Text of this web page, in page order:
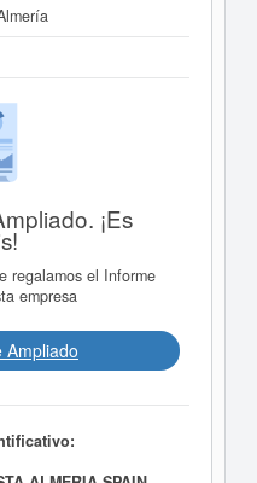
¡Es
regalamos el Informe
empresa
Ampliado